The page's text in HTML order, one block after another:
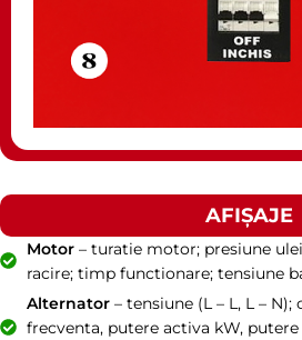
AFIȘAJE
Motor– turatie motor; presiune
racire; timp functionare; tensiune
Alternator– tensiune (L – L, L – N);
frecventa, putere activa kW,